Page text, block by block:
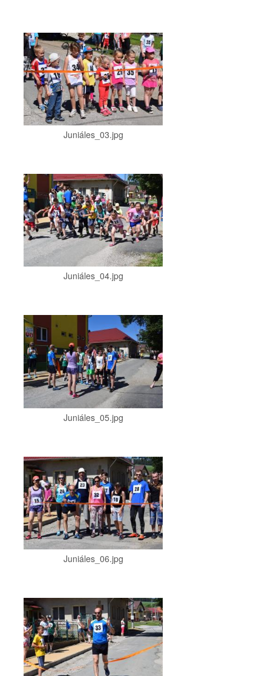
Juniáles_03.jpg
Juniáles_04.jpg
Juniáles_05.jpg
Juniáles_06.jpg